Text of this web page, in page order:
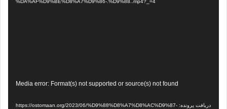
%DA%AF%D9%BE%D8%A7%D9%86-.%D9%88..mp4?_=4
Media error: Format(s) not supported or source(s) not found
دریافت پرونده: https://ostomaan.org/2023/06/%D9%88%D8%A7%D8%AC%D9%87-